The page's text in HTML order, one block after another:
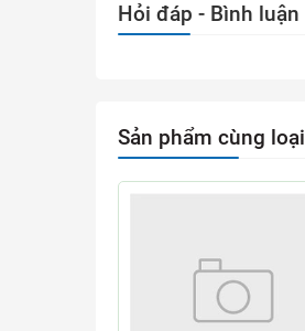
Hỏi đáp - Bình luận
Sản phẩm cùng loại